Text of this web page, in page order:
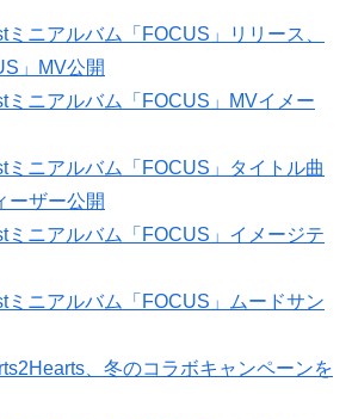
ミニアルバム「FOCUS」リリース、
」MV公開
ミニアルバム「FOCUS」MVイメー
ミニアルバム「FOCUS」タイトル曲
ーザー公開
ミニアルバム「FOCUS」イメージテ
ミニアルバム「FOCUS」ムードサン
、冬のコラボキャンペーンを